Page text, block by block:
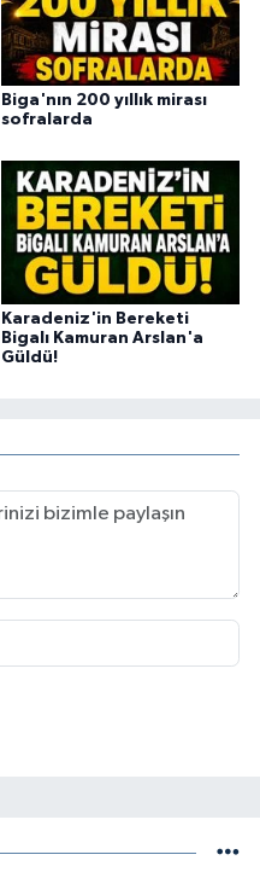
Biga'nın 200 yıllık mirası
sofralarda
Karadeniz'in Bereketi
Bigalı Kamuran Arslan'a
Güldü!